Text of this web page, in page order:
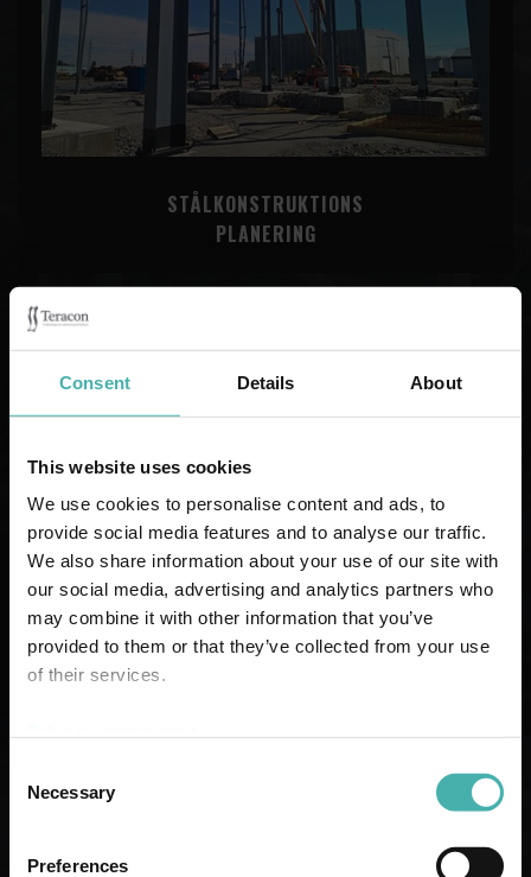
Consent Details About
This website uses cookies
We use cookies to personalise content and ads, to
provide social media features and to analyse our traffic.
We also share information about your use of our site with
our social media, advertising and analytics partners who
may combine it with other information that you’ve
provided to them or that they’ve collected from your use
of their services.
Selection
Necessary
Preferences
STÅLKONSTRUKTIONS
PLANERING
BETONGKONSTRUKTIONS